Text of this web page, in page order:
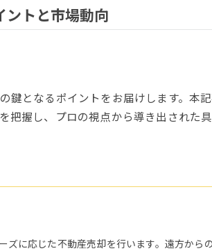
ントと市場動向
鍵となるポイントをお届けします。本
握し、プロの視点から導き出された
ズに応じた不動産売却を行います。遠方か